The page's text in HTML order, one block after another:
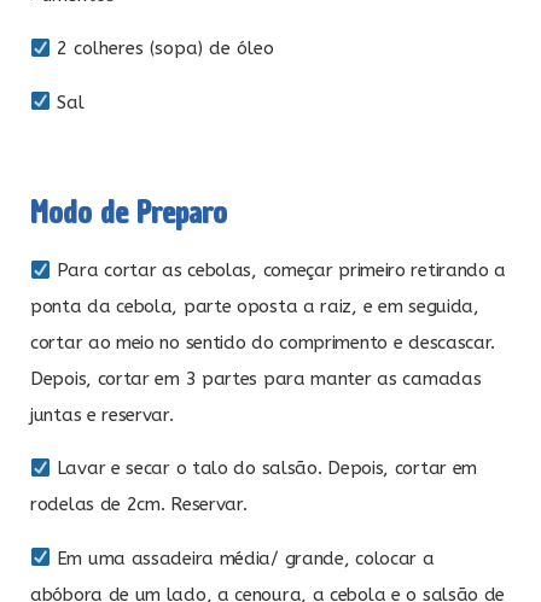
2 colheres (sopa) de óleo
Sal
Modo de Preparo
Para cortar as cebolas, começar primeiro retirando a
ponta da cebola, parte oposta a raiz, e em seguida,
cortar ao meio no sentido do comprimento e descascar.
Depois, cortar em 3 partes para manter as camadas
juntas e reservar.
Lavar e secar o talo do salsão. Depois, cortar em
rodelas de 2cm. Reservar.
Em uma assadeira média/ grande, colocar a
abóbora de um lado, a cenoura, a cebola e o salsão de